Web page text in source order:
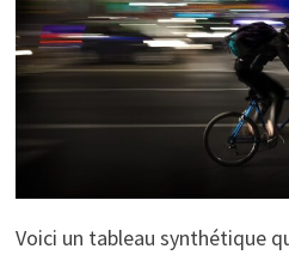
Voici un tableau synthétique